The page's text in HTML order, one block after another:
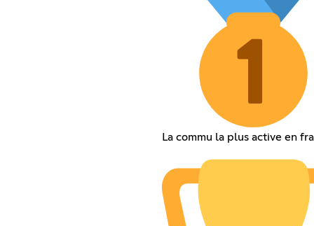
La commu la plus active en